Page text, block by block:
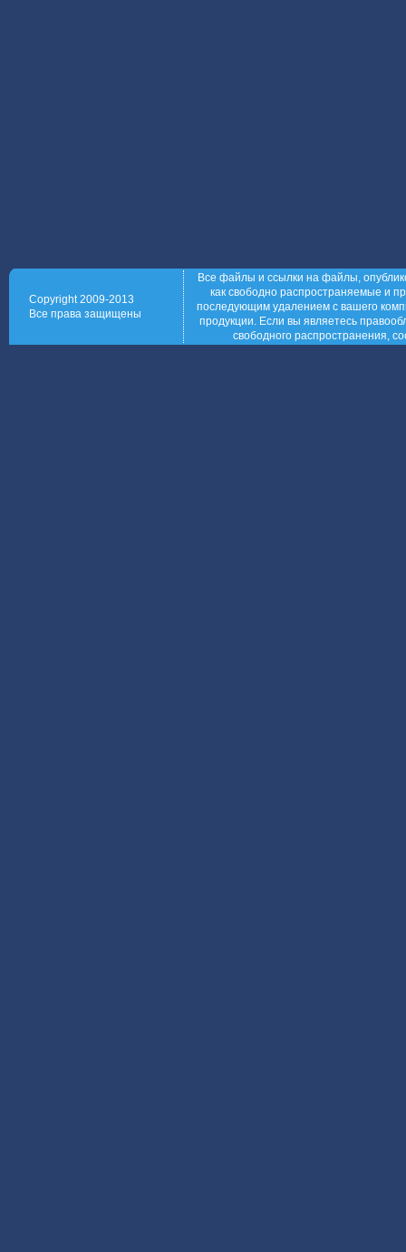
Copyright 2009-2013
Все права защищены
Все файлы и ссылки на файлы,
как свободно распространяемые и
последующим удалением с вашего
продукции. Если вы являетесь
свободного распространения,